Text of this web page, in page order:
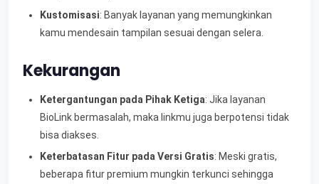
Kustomisasi: Banyak layanan yang memungkinkan
kamu mendesain tampilan sesuai dengan selera.
Kekurangan
Ketergantungan pada Pihak Ketiga: Jika layanan
BioLink bermasalah, maka linkmu juga berpotensi tidak
bisa diakses.
Keterbatasan Fitur pada Versi Gratis: Meski gratis,
beberapa fitur premium mungkin terkunci sehingga